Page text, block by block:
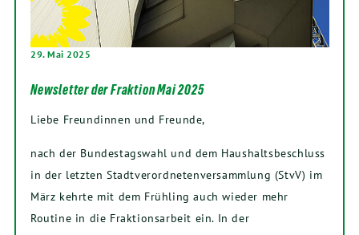
29. Mai 2025
Newsletter der Fraktion Mai 2025
Liebe Freundinnen und Freunde,
nach der Bundestagswahl und dem Haushaltsbeschluss
in der letzten Stadtverordnetenversammlung (StvV) im
März kehrte mit dem Frühling auch wieder mehr
Routine in die Fraktionsarbeit ein. In der